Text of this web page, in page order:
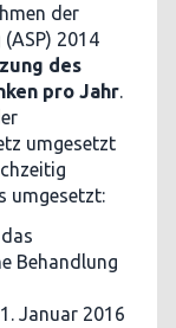
der
2014
des
pro Jahr.
umgesetzt
umgesetzt:
Behandlung
Januar 2016